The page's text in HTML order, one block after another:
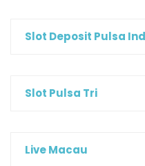
Slot Deposit Pulsa
Slot Pulsa Tri
Live Macau